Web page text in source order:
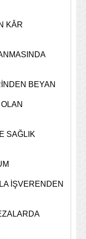
KÂR
BEYAN
SAĞLIK
İŞVERENDEN